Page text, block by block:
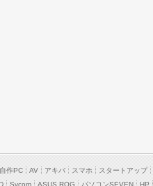
自作PC AV アキバ スマホ スタートアップ
Sycom ASUS ROG パソコンSEVEN HP